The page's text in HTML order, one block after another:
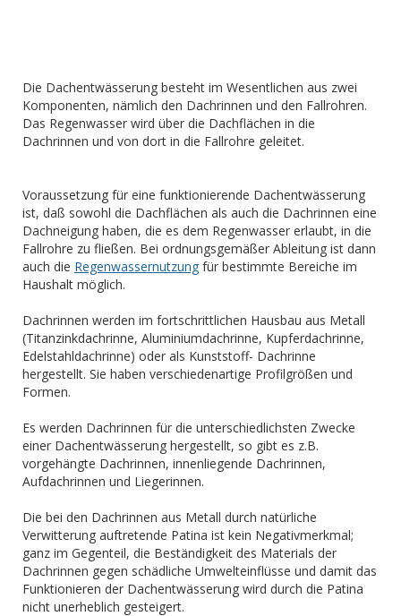
Die Dachentwässerung besteht im Wesentlichen aus zwei
Komponenten, nämlich den Dachrinnen und den Fallrohren.
Das Regenwasser wird über die Dachflächen in die
Dachrinnen und von dort in die Fallrohre geleitet.
Voraussetzung für eine funktionierende Dachentwässerung
ist, daß sowohl die Dachflächen als auch die Dachrinnen eine
Dachneigung haben, die es dem Regenwasser erlaubt, in die
Fallrohre zu fließen. Bei ordnungsgemäßer Ableitung ist dann
auch die Regenwassernutzung für bestimmte Bereiche im
Haushalt möglich.
Dachrinnen werden im fortschrittlichen Hausbau aus Metall
(Titanzinkdachrinne, Aluminiumdachrinne, Kupferdachrinne,
Edelstahldachrinne) oder als Kunststoff- Dachrinne
hergestellt. Sie haben verschiedenartige Profilgrößen und
Formen.
Es werden Dachrinnen für die unterschiedlichsten Zwecke
einer Dachentwässerung hergestellt, so gibt es z.B.
vorgehängte Dachrinnen, innenliegende Dachrinnen,
Aufdachrinnen und Liegerinnen.
Die bei den Dachrinnen aus Metall durch natürliche
Verwitterung auftretende Patina ist kein Negativmerkmal;
ganz im Gegenteil, die Beständigkeit des Materials der
Dachrinnen gegen schädliche Umwelteinflüsse und damit das
Funktionieren der Dachentwässerung wird durch die Patina
nicht unerheblich gesteigert.